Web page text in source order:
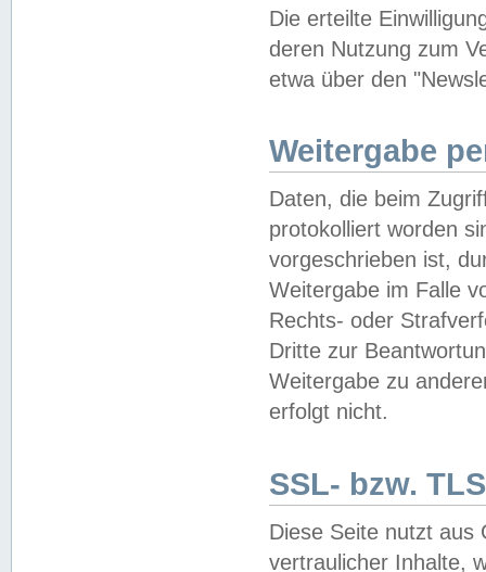
Die erteilte
deren Nutzung zum
etwa über den
Weitergabe
Daten, die beim
protokolliert worden
vorgeschrieben ist,
Weitergabe im Falle
Rechts- oder
Dritte zur
Weitergabe zu
erfolgt nicht.
SSL- bzw.
Diese Seite nutzt aus
vertraulicher Inhalte,